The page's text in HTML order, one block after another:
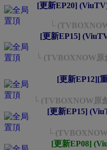
[更新EP20]
└
[更新EP15]
└ (TVBOXNOW原
[更新EP12][
└ (TVBOXNOW原
[更新EP15]
└
[更新EP08]